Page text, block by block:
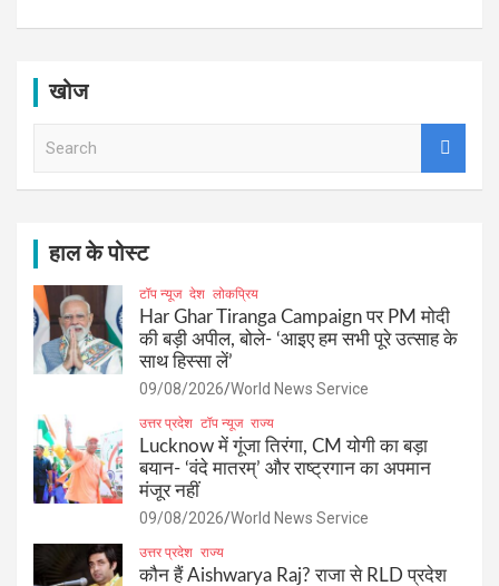
खोज
हाल के पोस्ट
टॉप न्यूज देश लोकप्रिय
Har Ghar Tiranga Campaign पर PM मोदी
की बड़ी अपील, बोले- ‘आइए हम सभी पूरे उत्साह के
साथ हिस्सा लें’
09/08/2026 World News Service
उत्तर प्रदेश टॉप न्यूज राज्य
Lucknow में गूंजा तिरंगा, CM योगी का बड़ा
बयान- ‘वंदे मातरम्’ और राष्ट्रगान का अपमान
मंजूर नहीं
09/08/2026 World News Service
उत्तर प्रदेश राज्य
कौन हैं Aishwarya Raj? राजा से RLD प्रदेश